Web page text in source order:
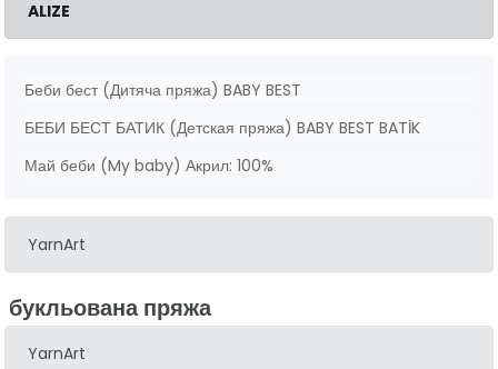
ALIZE
Беби бест (Дитяча пряжа) BABY BEST
БЕБИ БЕСТ БАТИК (Детская пряжа) BABY BEST BATİK
Май беби (My baby) Акрил: 100%
YarnArt
букльована пряжа
YarnArt